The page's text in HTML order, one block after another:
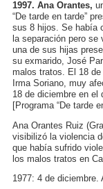
1997. Ana Orantes,
“De tarde en tarde”
sus 8 hijos. Se había
la separación pero
una de sus hijas
su exmarido, José
malos tratos. El 18 de
Irma Soriano, muy
18 de diciembre en el
[Programa “De tarde
Ana Orantes Ruiz
visibilizó la violencia
que había sufrido
los malos tratos en
1977: 4 de diciembre.